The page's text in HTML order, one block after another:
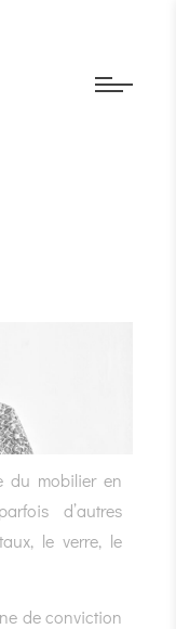
du mobilier en
d’autres
le verre, le
de conviction